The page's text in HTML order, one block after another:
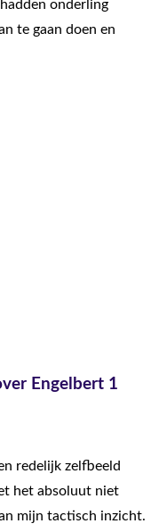
onderling
te gaan doen en
Engelbert 1
redelijk zelfbeeld
het absoluut niet
mijn tactisch inzicht.